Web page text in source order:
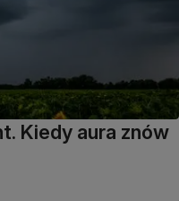
Kiedy aura znów